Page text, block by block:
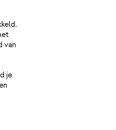
van
je